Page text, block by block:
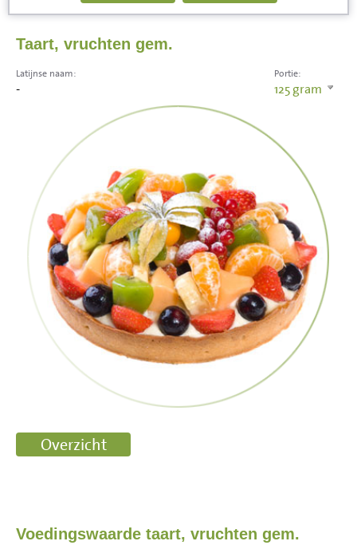
Taart, vruchten gem.
Portie:
125gram
Latijnse naam:
-
Voedingswaarde taart, vruchten gem.